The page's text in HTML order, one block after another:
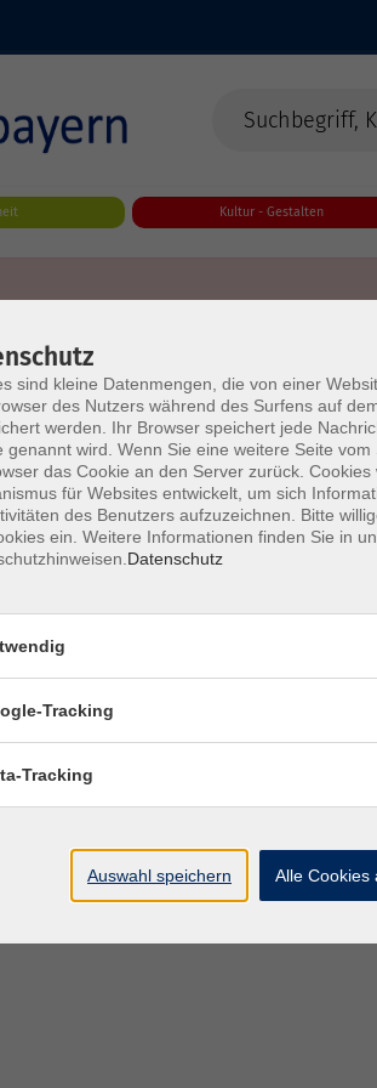
Kultur - Gestalten
sind kleine Datenmengen, die von einer
des Nutzers während des Surfens auf
werden. Ihr Browser speichert jede
genannt wird. Wenn Sie eine weitere Seite
das Cookie an den Server zurück.
für Websites entwickelt, um sich
des Benutzers aufzuzeichnen. Bitte
ein. Weitere Informationen finden Sie in
Datenschutz
Tracking
Tracking
Auswahl speichern Alle Cookies